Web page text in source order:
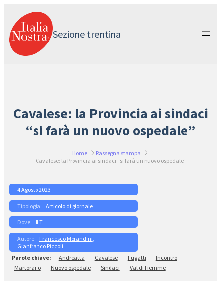
contenuto
Sezione trentina
Cavalese: la Provincia ai sindaci
“si farà un nuovo ospedale”
Home
Rassegna stampa
Cavalese: la Provincia ai sindaci “si farà un nuovo ospedale”
4 Agosto 2023
Articolo di giornale
Il T
Francesco Morandini,
Gianfranco Piccoli
Andreatta
Cavalese Fugatti
Incontro
Martorano
Nuovo ospedale Sindaci Val di Fiemme